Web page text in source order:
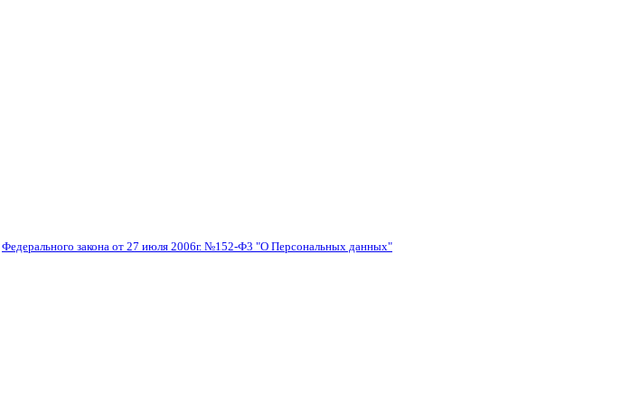
Федерального закона от 27 июля 2006г. №152-Ф3 "О Персональных данных"